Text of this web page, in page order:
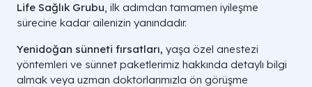
Life Sağlık Grubu, ilk adımdan tamamen iyileşme
sürecine kadar ailenizin yanındadır.
Yenidoğan sünneti fırsatları, yaşa özel anestezi
yöntemleri ve sünnet paketlerimiz hakkında detaylı bilgi
almak veya uzman doktorlarımızla ön görüşme